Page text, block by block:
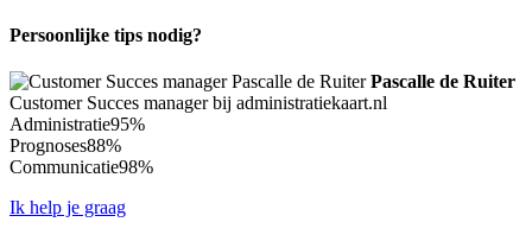
Persoonlijke tips nodig?
Pascalle de Ruiter
Customer Succes manager bij administratiekaart.nl
Administratie95%
Prognoses88%
Communicatie98%
Ik help je graag